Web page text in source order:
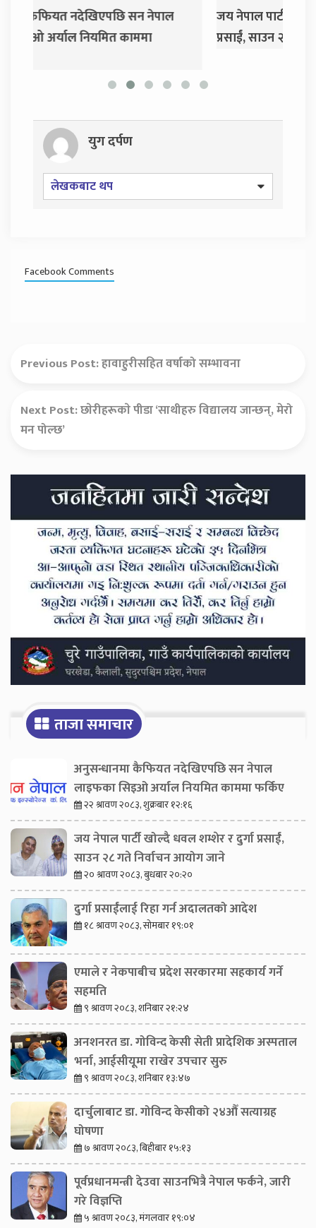
जय नेपाल पार्टी खोल्दै धवल शम्शेर र दुर्गा
प्रसाईं, साउन २८ गते निर्वाचन आयोग जाने
युग दर्पण
लेखकबाट थप
Facebook Comments
Previous Post:हावाहुरीसहित वर्षाको सम्भावना
Next Post:छाेरीहरूकाे पीडा ‘साथीहरु विद्यालय जान्छन्, मेरो
मन पोल्छ’
Secondary
Sidebar
ताजा समाचार
अनुसन्धानमा कैफियत नदेखिएपछि सन नेपाल
लाइफका सिइओ अर्याल नियमित काममा फर्किए
२२ श्रावण २०८३, शुक्रबार १२:१६
जय नेपाल पार्टी खोल्दै धवल शम्शेर र दुर्गा प्रसाईं,
साउन २८ गते निर्वाचन आयोग जाने
२० श्रावण २०८३, बुधबार २०:२०
दुर्गा प्रसाईंलाई रिहा गर्न अदालतको आदेश
१८ श्रावण २०८३, सोमबार १९:०१
एमाले र नेकपाबीच प्रदेश सरकारमा सहकार्य गर्ने
सहमति
९ श्रावण २०८३, शनिबार २१:२४
अनशनरत डा. गोविन्द केसी सेती प्रादेशिक अस्पताल
भर्ना, आईसीयूमा राखेर उपचार सुरु
९ श्रावण २०८३, शनिबार १३:४७
दार्चुलाबाट डा. गोविन्द केसीको २४औँ सत्याग्रह
घोषणा
७ श्रावण २०८३, बिहीबार १५:१३
पूर्वप्रधानमन्त्री देउवा साउनभित्रै नेपाल फर्कने, जारी
गरे विज्ञप्ति
५ श्रावण २०८३, मंगलवार १९:०४